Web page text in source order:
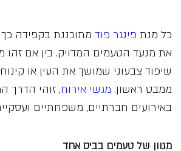
כל מנת פינגר פוד מתוכננת בקפידה
את מנעד הטעמים המדויק. בין אם זהו
שיפוד צבעוני שמושך את העין או
ממבט ראשון. מגשי אירוח, זוהי הדרך
באירועים חברתיים, משפחתיים
מגוון של טעמים בביס אחד